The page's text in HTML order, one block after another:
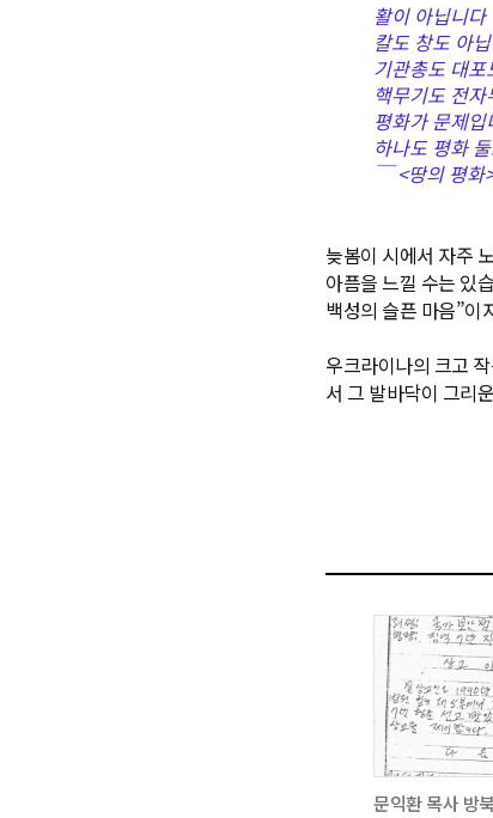
활이 아닙니다
칼도 창도 아
기관총도 대
핵무기도 전
평화가 문제입
하나도 평화
￣ <땅의 평
늦봄이 시에서 자주
아픔을 느낄 수는 있
백성의 슬픈 마음”이
우크라이나의 크고
서 그 발바닥이 그리